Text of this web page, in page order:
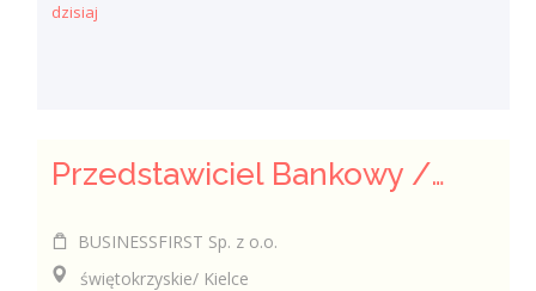
dzisiaj
Przedstawiciel Bankowy / Przedstawicielka Bankowa sektor MŚP
BUSINESSFIRST Sp. z o.o.
świętokrzyskie/ Kielce